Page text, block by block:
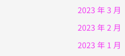
2023 年 3 月
2023 年 2 月
2023 年 1 月